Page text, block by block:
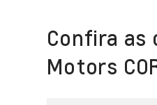
Confira as
Motors